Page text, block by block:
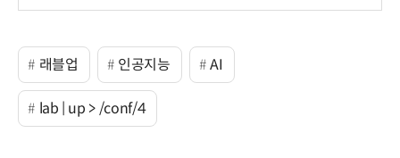
래블업 인공지능 AI
lab | up > /conf/4